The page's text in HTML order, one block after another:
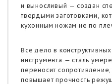
и выносливый — создан
твердыми заготовками,
кухонным ножам не по
Все дело в
инструмента — сталь
переносит
повышает прочность